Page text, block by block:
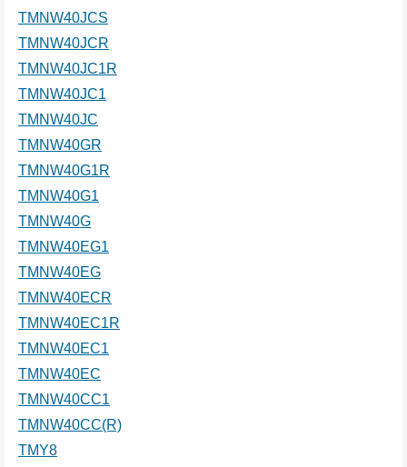
TMNW40JCS
TMNW40JCR
TMNW40JC1R
TMNW40JC1
TMNW40JC
TMNW40GR
TMNW40G1R
TMNW40G1
TMNW40G
TMNW40EG1
TMNW40EG
TMNW40ECR
TMNW40EC1R
TMNW40EC1
TMNW40EC
TMNW40CC1
TMNW40CC(R)
TMY8